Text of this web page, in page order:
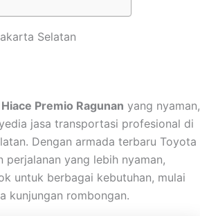
Selatan
Premio Ragunan yang nyaman,
jasa transportasi profesional di
Dengan armada terbaru Toyota
perjalanan yang lebih nyaman,
untuk berbagai kebutuhan, mulai
kunjungan rombongan.